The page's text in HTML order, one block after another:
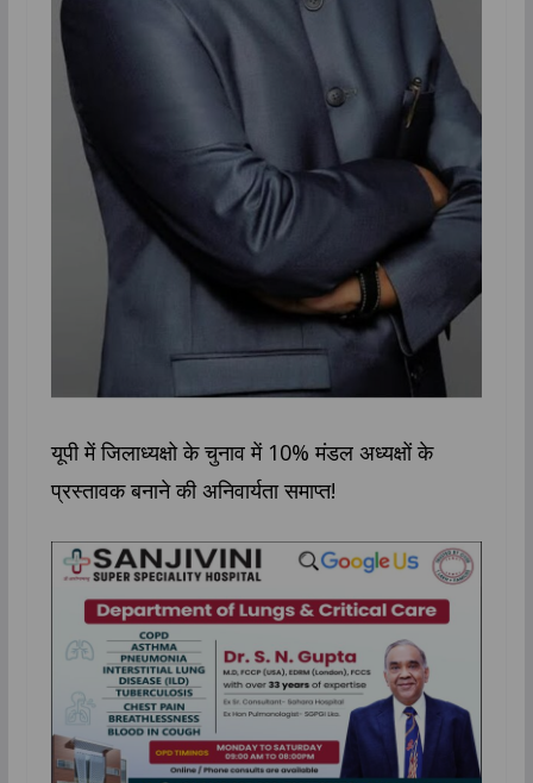
यूपी में जिलाध्यक्षो के चुनाव में 10% मंडल अध्यक्षों के
प्रस्तावक बनाने की अनिवार्यता समाप्त!